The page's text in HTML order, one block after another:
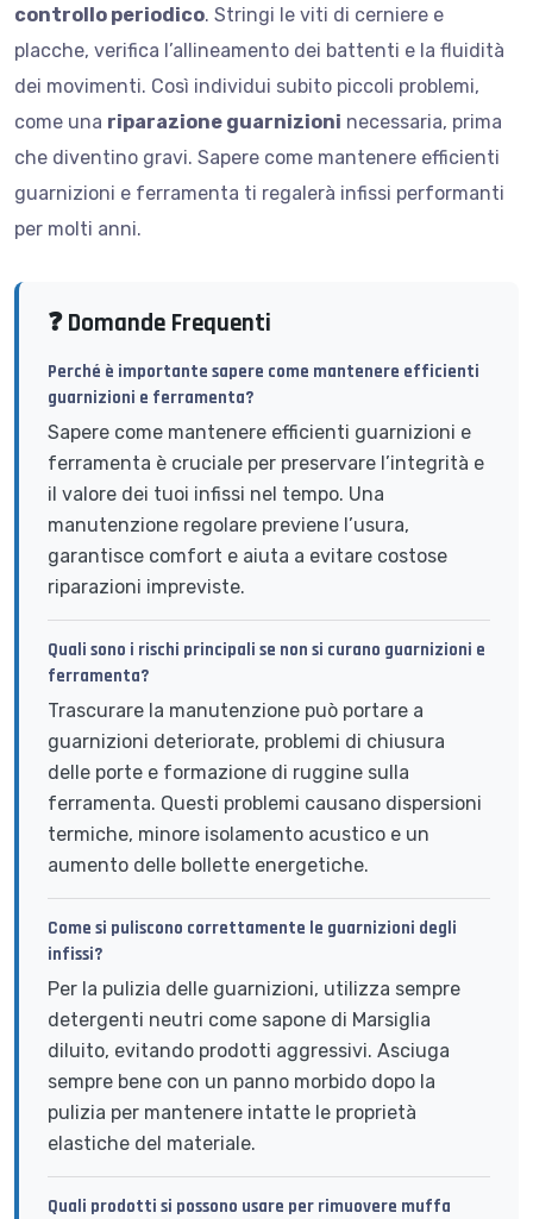
controllo periodico. Stringi le viti di cerniere e
placche, verifica l’allineamento dei battenti e la fluidità
dei movimenti. Così individui subito piccoli problemi,
come una riparazione guarnizioni necessaria, prima
che diventino gravi. Sapere come mantenere efficienti
guarnizioni e ferramenta ti regalerà infissi performanti
per molti anni.
❓ Domande Frequenti
Perché è importante sapere come mantenere efficienti
guarnizioni e ferramenta?
Sapere come mantenere efficienti guarnizioni e
ferramenta è cruciale per preservare l’integrità e
il valore dei tuoi infissi nel tempo. Una
manutenzione regolare previene l’usura,
garantisce comfort e aiuta a evitare costose
riparazioni impreviste.
Quali sono i rischi principali se non si curano guarnizioni e
ferramenta?
Trascurare la manutenzione può portare a
guarnizioni deteriorate, problemi di chiusura
delle porte e formazione di ruggine sulla
ferramenta. Questi problemi causano dispersioni
termiche, minore isolamento acustico e un
aumento delle bollette energetiche.
Come si puliscono correttamente le guarnizioni degli
infissi?
Per la pulizia delle guarnizioni, utilizza sempre
detergenti neutri come sapone di Marsiglia
diluito, evitando prodotti aggressivi. Asciuga
sempre bene con un panno morbido dopo la
pulizia per mantenere intatte le proprietà
elastiche del materiale.
Quali prodotti si possono usare per rimuovere muffa